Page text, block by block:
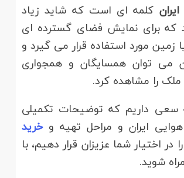
کلمه ای است که شاید زیاد
که برای نمایش فضای گسترده ای
زمین مورد استفاده قرار می گیرد و
می توان همسایگان و همجواری
را مشاهده کرد.
سعی داریم که توضیحات تکمیلی
هوایی ایران و مراحل تهیه وخرید
را در اختیار شما عزیزان قرار دهیم، با
شوید.